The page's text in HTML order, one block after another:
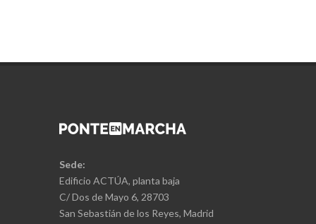
Sede:
Edificio ACTÚA, planta baja
C/ Dos de Mayo 6, 28703
San Sebastián de los Reyes, Madrid